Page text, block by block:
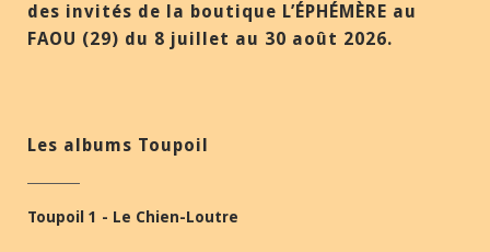
des invités de la boutique L’ÉPHÉMÈRE au
FAOU (29) du 8 juillet au 30 août 2026.
Les albums Toupoil
Toupoil 1 - Le Chien-Loutre